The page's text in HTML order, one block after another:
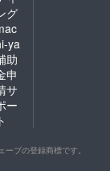
グ
ya
助
申
サ
ー
ト
ーブの登録商標です。